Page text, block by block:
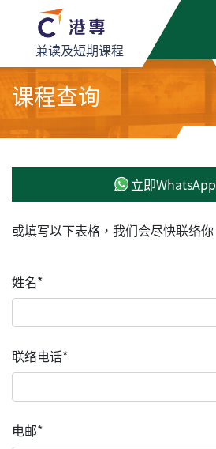
兼读及短期课程
课程查询
立即
或填写以下表格，我们会尽快联络
姓名*
联络电话*
电邮*